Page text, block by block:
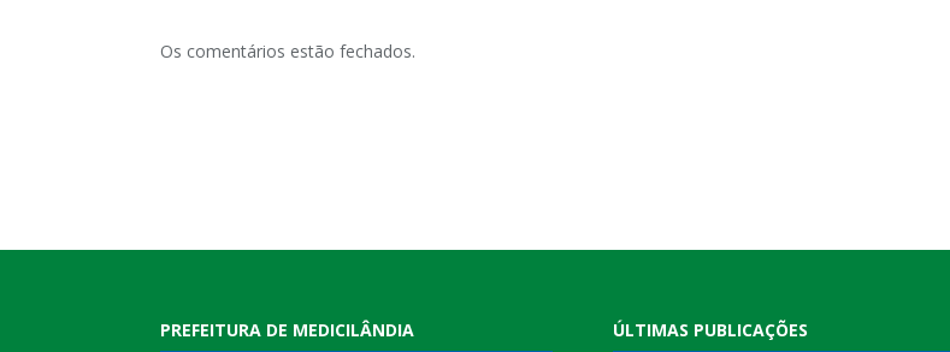
Os comentários estão fechados.
PREFEITURA DE MEDICILÂNDIA ÚLTIMAS PUBLICAÇÕES